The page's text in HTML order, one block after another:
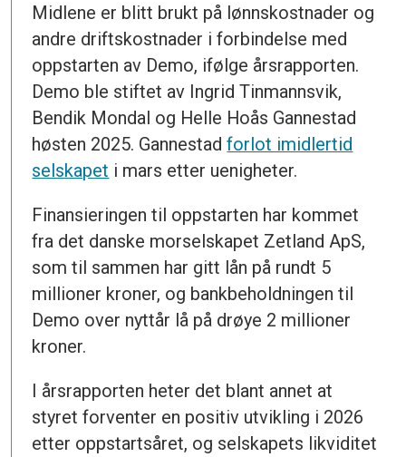
Midlene er blitt brukt på lønnskostnader og
andre driftskostnader i forbindelse med
oppstarten av Demo, ifølge årsrapporten.
Demo ble stiftet av Ingrid Tinmannsvik,
Bendik Mondal og Helle Hoås Gannestad
høsten 2025. Gannestadforlot imidlertid
selskapet i mars etter uenigheter.
Finansieringen til oppstarten har kommet
fra det danske morselskapet Zetland ApS,
som til sammen har gitt lån på rundt 5
millioner kroner, og bankbeholdningen til
Demo over nyttår lå på drøye 2 millioner
kroner.
I årsrapporten heter det blant annet at
styret forventer en positiv utvikling i 2026
etter oppstartsåret, og selskapets likviditet